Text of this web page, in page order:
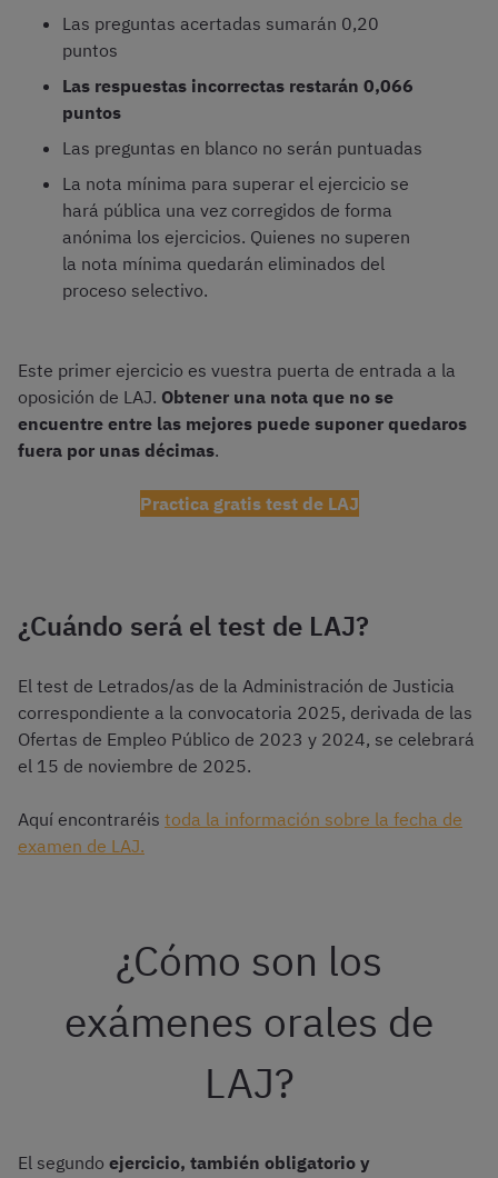
Las preguntas acertadas sumarán 0,20
puntos
Las respuestas incorrectas restarán 0,066
puntos
Las preguntas en blanco no serán puntuadas
La nota mínima para superar el ejercicio se
hará pública una vez corregidos de forma
anónima los ejercicios. Quienes no superen
la nota mínima quedarán eliminados del
proceso selectivo.
Este primer ejercicio es vuestra puerta de entrada a la
oposición de LAJ. Obtener una nota que no se
encuentre entre las mejores puede suponer quedaros
fuera por unas décimas.
Practica gratis test de LAJ
¿Cuándo será el test de LAJ?
El test de Letrados/as de la Administración de Justicia
correspondiente a la convocatoria 2025, derivada de las
Ofertas de Empleo Público de 2023 y 2024, se celebrará
el 15 de noviembre de 2025.
Aquí encontraréis toda la información sobre la fecha de
examen de LAJ.
¿Cómo son los
exámenes orales de
LAJ?
El segundo ejercicio, también obligatorio y